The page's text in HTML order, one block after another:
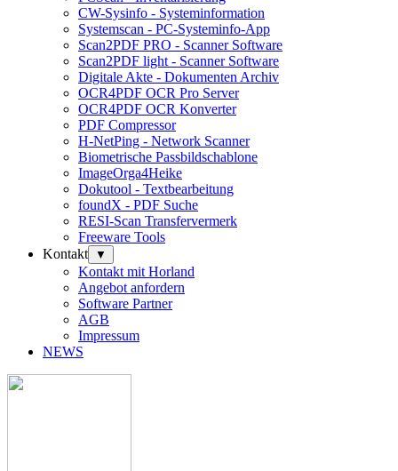
CW-Sysinfo - Systeminformation
Systemscan - PC-Systeminfo-App
Scan2PDF PRO - Scanner Software
Scan2PDF light - Scanner Software
Digitale Akte - Dokumenten Archiv
OCR4PDF OCR Pro Server
OCR4PDF OCR Konverter
PDF Compressor
H-NetPing - Network Scanner
Biometrische Passbildschablone
ImageOrga4Heike
Dokutool - Textbearbeitung
foundX - PDF Suche
RESI-Scan Transfervermerk
Freeware Tools
Kontakt
▼
Kontakt mit Horland
Angebot anfordern
Software Partner
AGB
Impressum
NEWS